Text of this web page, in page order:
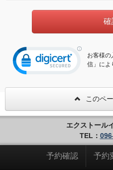
お客様の
信」によ
このペ
エクストール
TEL：
予約確認 予約